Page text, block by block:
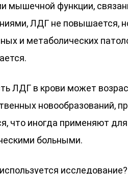
мышечной функции,
ЛДГ не повышается,
и метаболических
ЛДГ в крови может
новообразований,
что иногда применяют
больными.
исследование?